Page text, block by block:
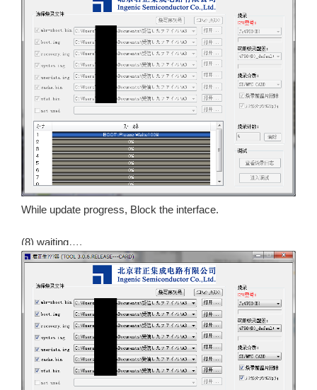
While update progress, Block the interface.
(8) waiting….